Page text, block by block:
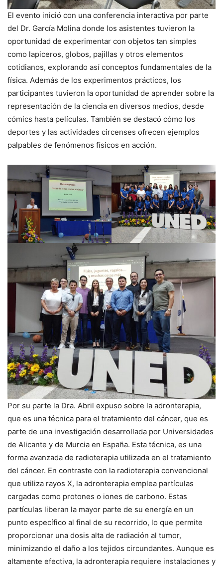
El evento inició con una conferencia interactiva por parte
del Dr. García Molina donde los asistentes tuvieron la
oportunidad de experimentar con objetos tan simples
como lapiceros, globos, pajillas y otros elementos
cotidianos, explorando así conceptos fundamentales de la
física. Además de los experimentos prácticos, los
participantes tuvieron la oportunidad de aprender sobre la
representación de la ciencia en diversos medios, desde
cómics hasta películas. También se destacó cómo los
deportes y las actividades circenses ofrecen ejemplos
palpables de fenómenos físicos en acción.
Por su parte la Dra. Abril expuso sobre la adronterapia,
que es una técnica para el tratamiento del cáncer, que es
parte de una investigación desarrollada por Universidades
de Alicante y de Murcia en España. Esta técnica, es una
forma avanzada de radioterapia utilizada en el tratamiento
del cáncer. En contraste con la radioterapia convencional
que utiliza rayos X, la adronterapia emplea partículas
cargadas como protones o iones de carbono. Estas
partículas liberan la mayor parte de su energía en un
punto específico al final de su recorrido, lo que permite
proporcionar una dosis alta de radiación al tumor,
minimizando el daño a los tejidos circundantes. Aunque es
altamente efectiva, la adronterapia requiere instalaciones y